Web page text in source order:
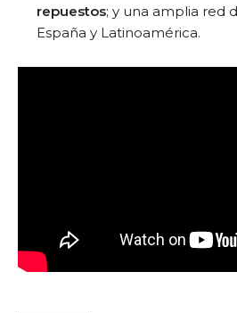
repuestos; y una amplia red
España y Latinoamérica.